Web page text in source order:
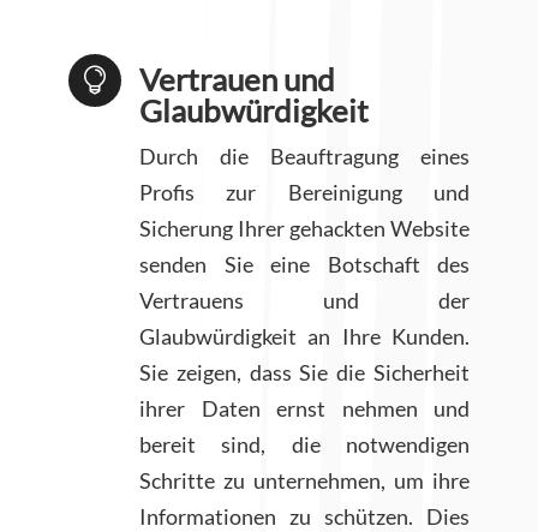

Vertrauen und
Glaubwürdigkeit
Durch die Beauftragung eines
Profis zur Bereinigung und
Sicherung Ihrer gehackten Website
senden Sie eine Botschaft des
Vertrauens und der
Glaubwürdigkeit an Ihre Kunden.
Sie zeigen, dass Sie die Sicherheit
ihrer Daten ernst nehmen und
bereit sind, die notwendigen
Schritte zu unternehmen, um ihre
Informationen zu schützen. Dies